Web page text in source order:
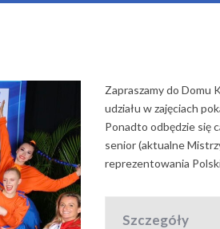
Zapraszamy do Domu
udziału w zajęciach
Ponadto odbędzie się
senior (aktualne
reprezentowania
Szczegóły